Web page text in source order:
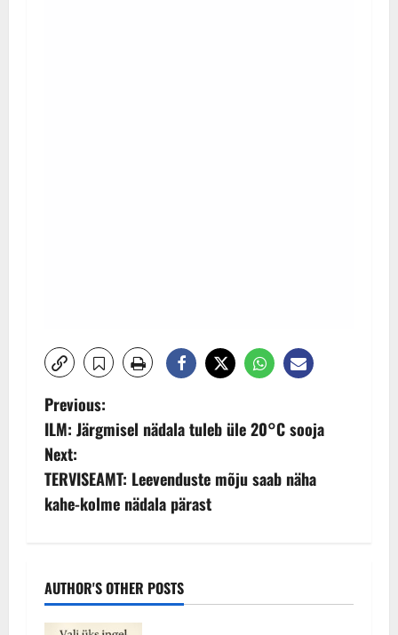
P
o
s
t
a
Previous:
ILM: Järgmisel nädala tuleb üle 20°C sooja
Next:
TERVISEAMT: Leevenduste mõju saab näha
kahe-kolme nädala pärast
AUTHOR'S OTHER POSTS